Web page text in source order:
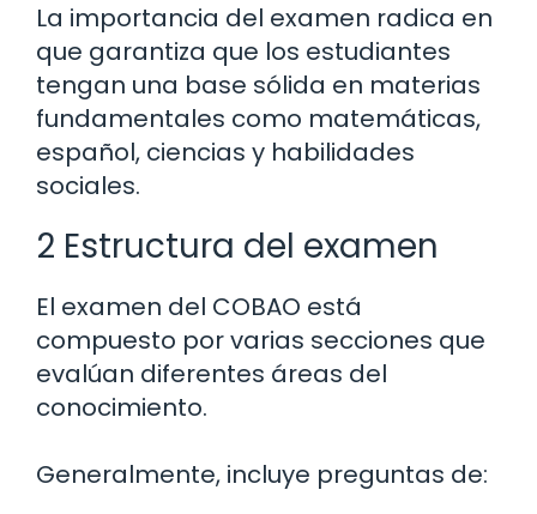
La importancia del examen radica en
que garantiza que los estudiantes
tengan una base sólida en materias
fundamentales como matemáticas,
español, ciencias y habilidades
sociales.
2 Estructura del examen
El examen del COBAO está
compuesto por varias secciones que
evalúan diferentes áreas del
conocimiento.
Generalmente, incluye preguntas de: